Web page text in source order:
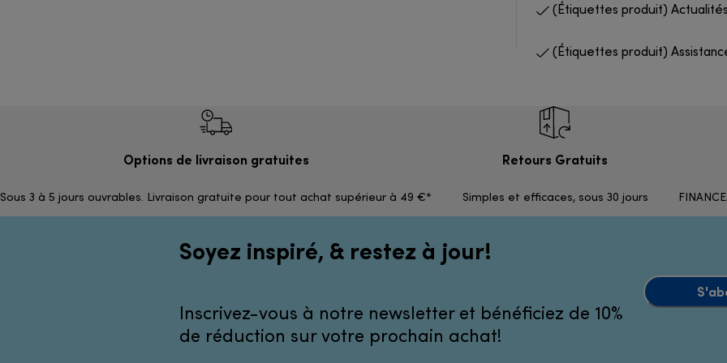
(Étiquettes produit)
(Étiquettes produit)
Options de livraison gratuites
Sous 3 à 5 jours ouvrables. Livraison gratuite pour tout achat supérieur à 49 €*
Retours Gratuits
Simples et efficaces, sous 30 jours
Soyez inspiré, & restez à jour!
Inscrivez-vous à notre newsletter et bénéficiez de 10%
de réduction sur votre prochain achat!